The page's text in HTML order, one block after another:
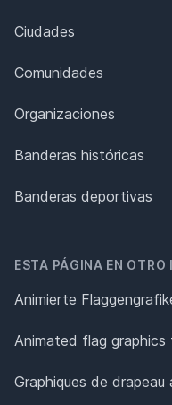
Ciudades
Comunidades
Organizaciones
Banderas históricas
Banderas deportivas
ESTA PÁGINA EN OTRO
Animierte
Animated flag graphics
Graphiques de drapeau